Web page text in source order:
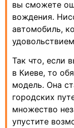
вы сможете
вождения.
автомобиль,
Так что, если
в Киеве, то
модель. Она
городских
множество
упустите